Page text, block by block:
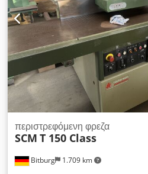
Bitburg 1.709 km
περιστρεφόμενη φρεζα
SCM T 150 Class